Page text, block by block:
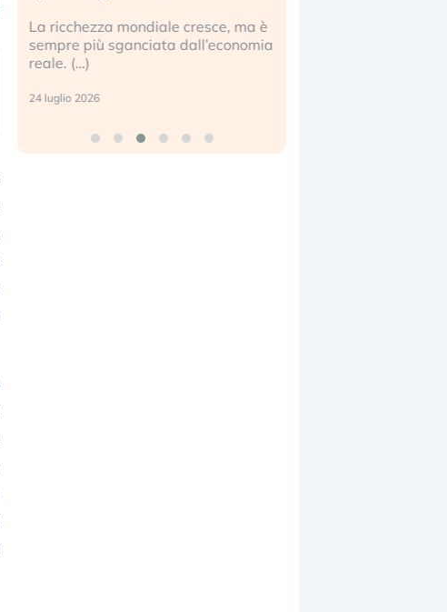
La ricchezza mondiale cresce, ma è
sempre più sganciata dall’economia
reale. (…)
24 luglio 2026